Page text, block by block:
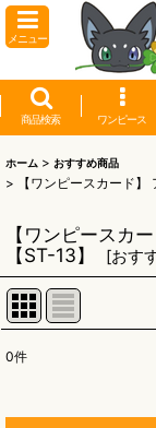
メニュー
商品検索 ワンピース
ホーム > おすすめ商品
> 【ワンピースカード
【ワンピースカ
【ST-13】
[おす
0件